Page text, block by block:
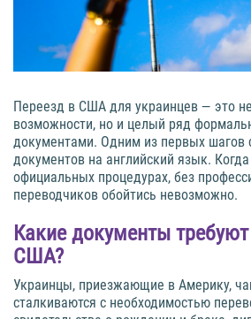
Переезд в США для украинцев — это
возможности, но и целый ряд
документами. Одним из первых шагов
документов на английский язык.
официальных процедурах, без
переводчиков обойтись невозможно.
Какие документы
США?
Украинцы, приезжающие в Америку,
сталкиваются с необходимостью